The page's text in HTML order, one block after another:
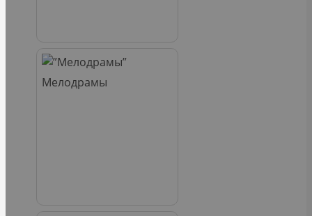
Мелодрамы